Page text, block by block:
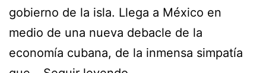
gobierno de la isla. Llega a México en
medio de una nueva debacle de la
economía cubana, de la inmensa simpatía